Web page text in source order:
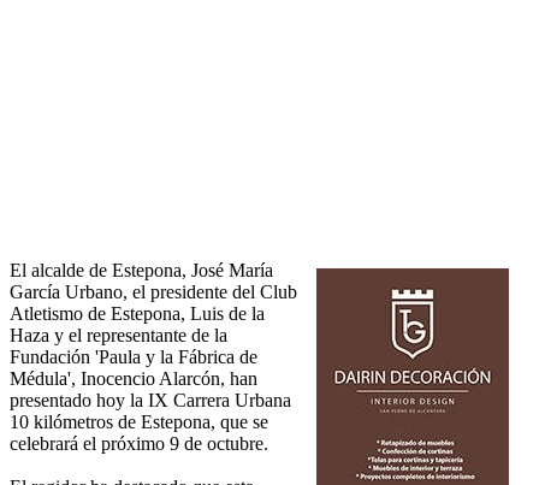
El alcalde de Estepona, José María
García Urbano, el presidente del Club
Atletismo de Estepona, Luis de la
Haza y el representante de la
Fundación 'Paula y la Fábrica de
Médula', Inocencio Alarcón, han
presentado hoy la IX Carrera Urbana
10 kilómetros de Estepona, que se
celebrará el próximo 9 de octubre.